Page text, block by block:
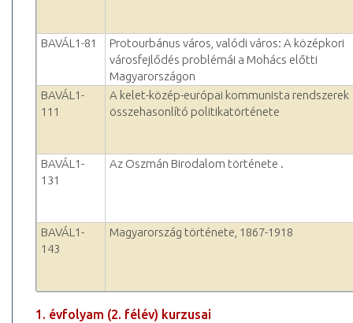
BAVÁL1-81
Protourbánus város, valódi város: A középkori
városfejlődés problémái a Mohács előtti
Magyarországon
BAVÁL1-
111
A kelet-közép-európai kommunista rendszerek
összehasonlító politikatörténete
BAVÁL1-
131
Az Oszmán Birodalom története .
BAVÁL1-
143
Magyarország története, 1867-1918
1. évfolyam (2. félév) kurzusai